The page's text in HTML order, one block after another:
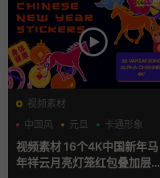
视频素材
中国风
元旦 卡通形象
视频素材 16个4K中国新年马
年祥云月亮灯笼红包叠加层M